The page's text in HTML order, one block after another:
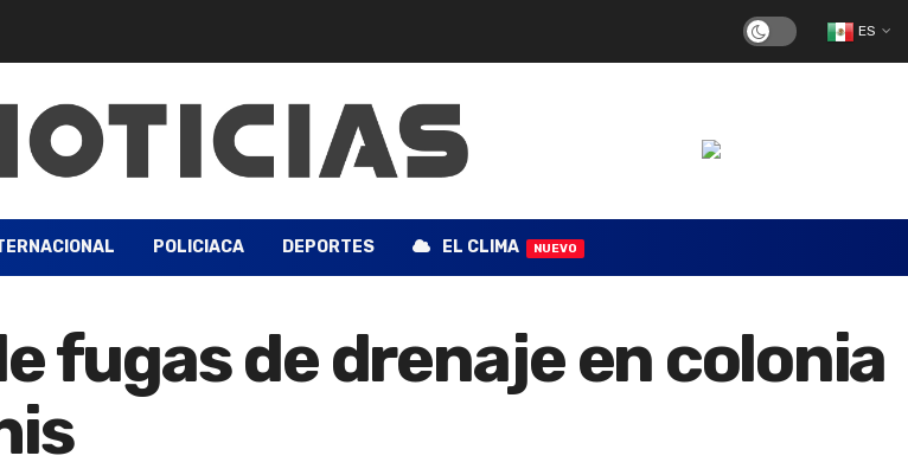
ES
POLICIACA DEPORTES EL CLIMA NUEVO
fugas de drenaje en colonia